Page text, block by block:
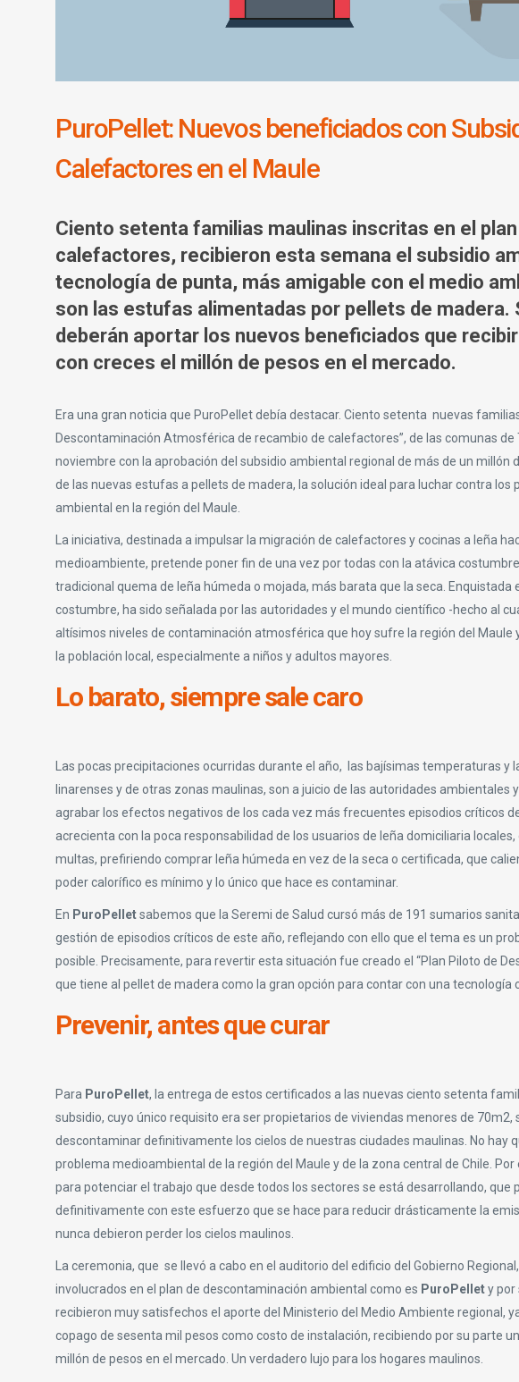
PuroPellet: Nuevos beneficiados con
Calefactores en el Maule
Ciento setenta familias maulinas inscritas en el
calefactores, recibieron esta semana el subsidio
tecnología de punta, más amigable con el medio
son las estufas alimentadas por pellets de
deberán aportar los nuevos beneficiados que
con creces el millón de pesos en el mercado.
Era una gran noticia que PuroPellet debía destacar. Ciento setenta nuevas
Descontaminación Atmosférica de recambio de calefactores”, de las comunas
noviembre con la aprobación del subsidio ambiental regional de más de un
de las nuevas estufas a pellets de madera, la solución ideal para luchar contra
ambiental en la región del Maule.
La iniciativa, destinada a impulsar la migración de calefactores y cocinas a leña
medioambiente, pretende poner fin de una vez por todas con la atávica
tradicional quema de leña húmeda o mojada, más barata que la seca.
costumbre, ha sido señalada por las autoridades y el mundo científico -hecho al
altísimos niveles de contaminación atmosférica que hoy sufre la región del
la población local, especialmente a niños y adultos mayores.
Lo barato, siempre sale caro
Las pocas precipitaciones ocurridas durante el año, las bajísimas temperaturas
linarenses y de otras zonas maulinas, son a juicio de las autoridades ambientales
agrabar los efectos negativos de los cada vez más frecuentes episodios críticos
acrecienta con la poca responsabilidad de los usuarios de leña domiciliaria
multas, prefiriendo comprar leña húmeda en vez de la seca o certificada, que
poder calorífico es mínimo y lo único que hace es contaminar.
En PuroPelletsabemos que la Seremi de Salud cursó más de 191 sumarios
gestión de episodios críticos de este año, reflejando con ello que el tema es un
posible. Precisamente, para revertir esta situación fue creado el “Plan Piloto de
que tiene al pellet de madera como la gran opción para contar con una
Prevenir, antes que curar
Para PuroPellet, la entrega de estos certificados a las nuevas ciento setenta
subsidio, cuyo único requisito era ser propietarios de viviendas menores de
descontaminar definitivamente los cielos de nuestras ciudades maulinas. No hay
problema medioambiental de la región del Maule y de la zona central de Chile.
para potenciar el trabajo que desde todos los sectores se está desarrollando,
definitivamente con este esfuerzo que se hace para reducir drásticamente la
nunca debieron perder los cielos maulinos.
La ceremonia, que se llevó a cabo en el auditorio del edificio del Gobierno
involucrados en el plan de descontaminación ambiental como es PuroPellety por
recibieron muy satisfechos el aporte del Ministerio del Medio Ambiente regional,
copago de sesenta mil pesos como costo de instalación, recibiendo por su parte
millón de pesos en el mercado. Un verdadero lujo para los hogares maulinos.